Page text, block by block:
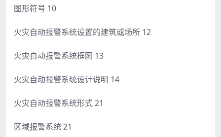
图形符号 10
火灾自动报警系统设置的建筑或场所 12
火灾自动报警系统框图 13
火灾自动报警系统设计说明 14
火灾自动报警系统形式 21
区域报警系统 21